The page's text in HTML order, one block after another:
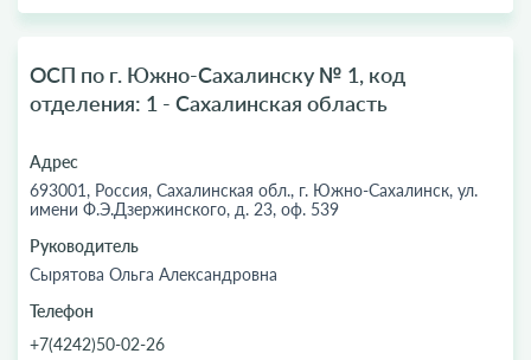
ОСП по г. Южно-Сахалинску № 1, код
отделения: 1 - Сахалинская область
Адрес
693001, Россия, Сахалинская обл., г. Южно-Сахалинск, ул.
имени Ф.Э.Дзержинского, д. 23, оф. 539
Руководитель
Сырятова Ольга Александровна
Телефон
+7(4242)50-02-26